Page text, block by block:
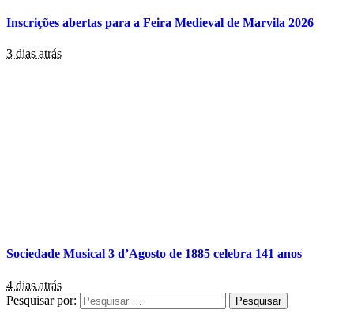
Inscrições abertas para a Feira Medieval de Marvila 2026
3 dias atrás
Sociedade Musical 3 d’Agosto de 1885 celebra 141 anos
4 dias atrás
Pesquisar por: